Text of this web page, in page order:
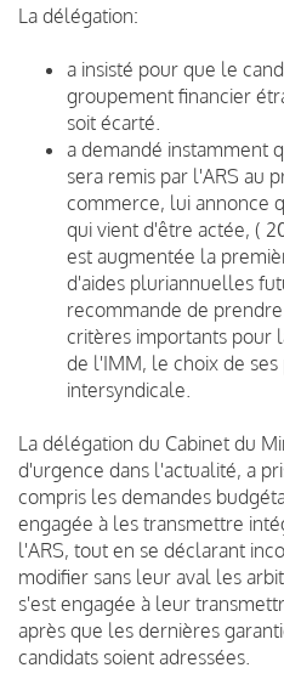
La délégation:
a insisté pour que le
groupement financier
soit écarté.
a demandé instamment
sera remis par l'ARS au
commerce, lui annonce
qui vient d'être actée, (
est augmentée la
d'aides pluriannuelles
recommande de
critères importants pour
de l'IMM, le choix de
intersyndicale.
La délégation du Cabinet du
d'urgence dans l'actualité, a
compris les demandes
engagée à les transmettre
l'ARS, tout en se déclarant
modifier sans leur aval les
s'est engagée à leur
après que les dernières
candidats soient adressées.